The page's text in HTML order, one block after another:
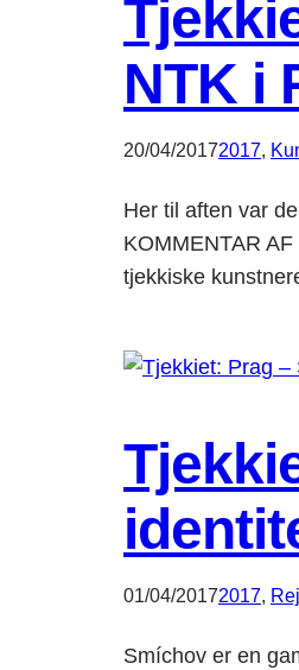
NTK i
20/04/20172017,
Her til aften var
KOMMENTAR
tjekkiske
01/04/20172017,
Smíchov er en